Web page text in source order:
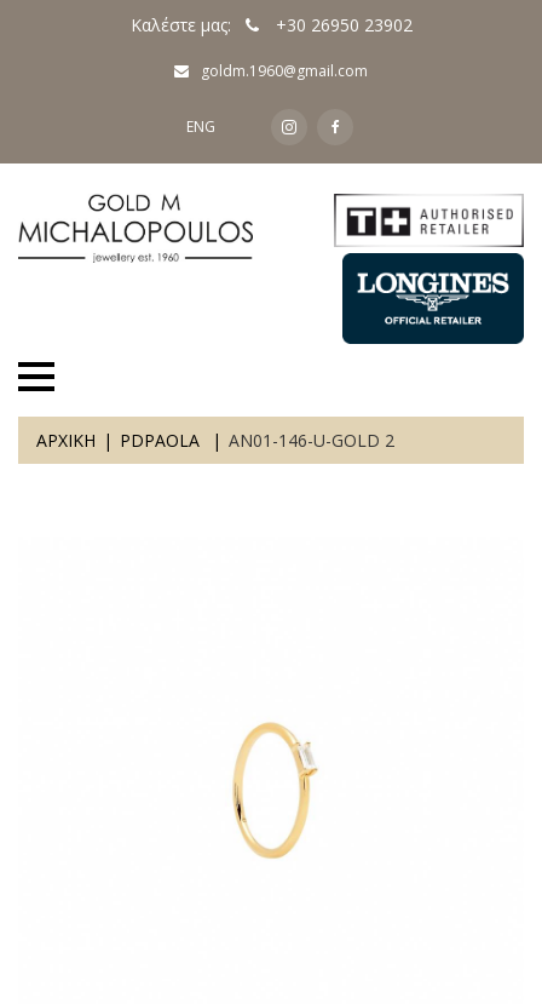
Καλέστε μας: +30 26950 23902
goldm.1960@gmail.com
ENG
ΑΡΧΙΚΗ PDPAOLA AN01-146-U-GOLD 2